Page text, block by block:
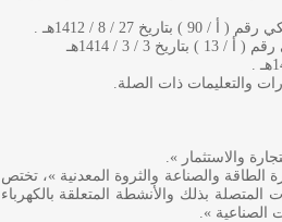
27 / 8 / 1412هـ .
3 / 3 / 1414هـ
والتعليمات ذات الصلة.
والاستثمار ».
الطاقة والصناعة والثروة المعدنية »، تختص
المتصلة بذلك والأنشطة المتعلقة بالكهرباء
الصناعية ».